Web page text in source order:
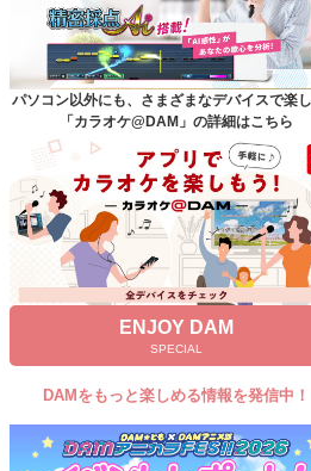
カラオケ＠DAM
ユーザー検索
キャンペーン
よくあるご質問
DAMの新曲・ランキングなど
カラオケ最新情報をチェック！
自宅でカラオケ歌い放題！
パソコン以外にも、さまざまなデバイスで楽
「カラオケ@DAM」の詳細はこちら
ENJOY DAM
SPECIAL
DAMをもっと楽しめる情報を発信中！